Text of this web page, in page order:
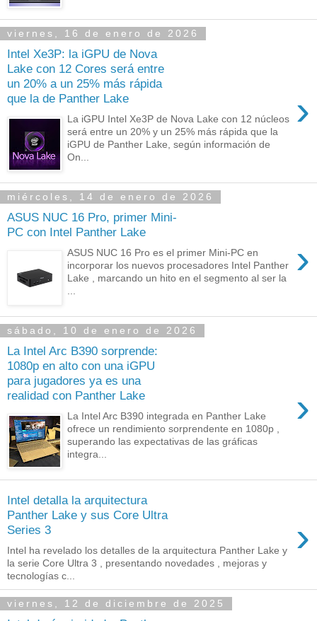
viernes, 16 de enero de 2026
Intel Xe3P: la iGPU de Nova
Lake con 12 Cores será entre
un 20% a un 25% más rápida
que la de Panther Lake
›
La iGPU Intel Xe3P de Nova Lake con 12 núcleos
será entre un 20% y un 25% más rápida que la
iGPU de Panther Lake, según información de
On...
miércoles, 14 de enero de 2026
ASUS NUC 16 Pro, primer Mini-
PC con Intel Panther Lake
›
ASUS NUC 16 Pro es el primer Mini-PC en
incorporar los nuevos procesadores Intel Panther
Lake , marcando un hito en el segmento al ser la
sábado, 10 de enero de 2026
La Intel Arc B390 sorprende:
1080p en alto con una iGPU
para jugadores ya es una
realidad con Panther Lake
›
La Intel Arc B390 integrada en Panther Lake
ofrece un rendimiento sorprendente en 1080p ,
superando las expectativas de las gráficas
integra...
Intel detalla la arquitectura
Panther Lake y sus Core Ultra
Series 3
›
Intel ha revelado los detalles de la arquitectura Panther Lake y
la serie Core Ultra 3 , presentando novedades , mejoras y
tecnologías c...
viernes, 12 de diciembre de 2025